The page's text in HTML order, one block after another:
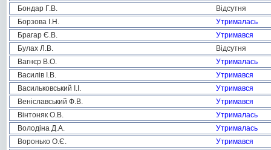
Бондар Г.В.
Відсутня
Борзова І.Н.
Утрималась
Брагар Є.В.
Утримався
Булах Л.В.
Відсутня
Вагнєр В.О.
Утрималась
Василів І.В.
Утримався
Васильковський І.І.
Утримався
Веніславський Ф.В.
Утримався
Вінтоняк О.В.
Утрималась
Володіна Д.А.
Утрималась
Воронько О.Є.
Утримався